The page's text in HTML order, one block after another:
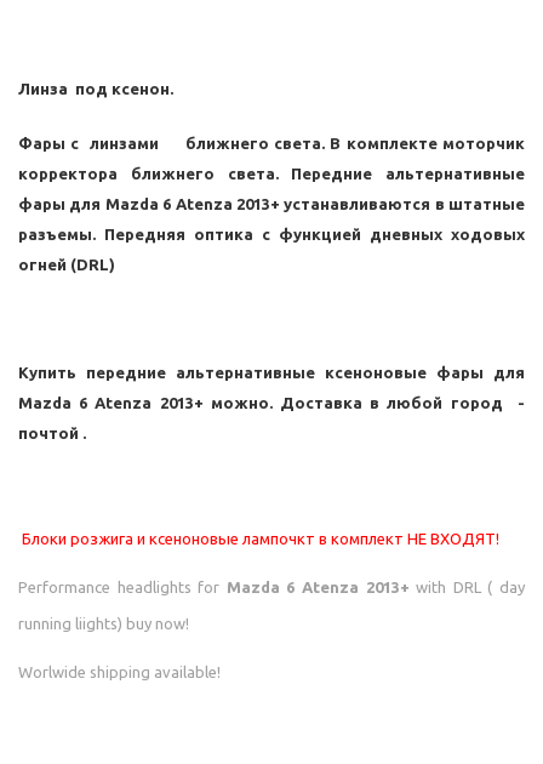
Линза под ксенон.
Фары с линзами ближнего света. В комплекте моторчик
корректора ближнего света. Передние альтернативные
фары для Mazda 6 Atenza 2013+ устанавливаются в штатные
разъемы. Передняя оптика с функцией дневных ходовых
огней (DRL)
Купить передние альтернативные ксеноновые фары для
Mazda 6 Atenza 2013+ можно. Доставка в любой город -
почтой .
Блоки розжига и ксеноновые лампочкт в комплект НЕ ВХОДЯТ!
Performance headlights for Mazda 6 Atenza 2013+ with DRL ( day
running liights) buy now!
Worlwide shipping available!